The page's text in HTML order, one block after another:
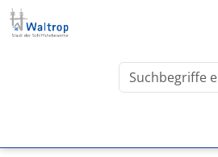
Direkt zum Inhalt
Waltrop.de